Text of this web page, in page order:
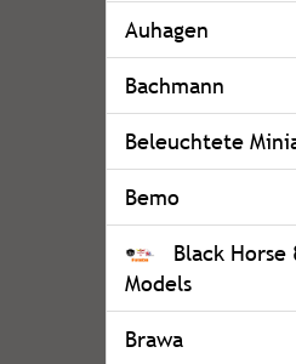
Auhagen
Bachmann
Beleuchtete
Bemo
Black Horse
Models
Brawa